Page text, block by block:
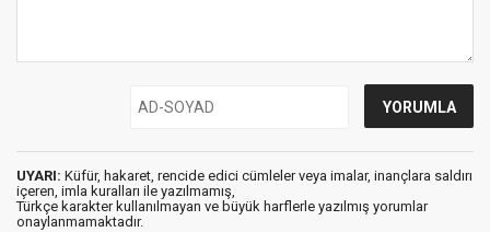
UYARI: Küfür, hakaret, rencide edici cümleler veya imalar, inançlara saldırı
içeren, imla kuralları ile yazılmamış,
Türkçe karakter kullanılmayan ve büyük harflerle yazılmış yorumlar
onaylanmamaktadır.